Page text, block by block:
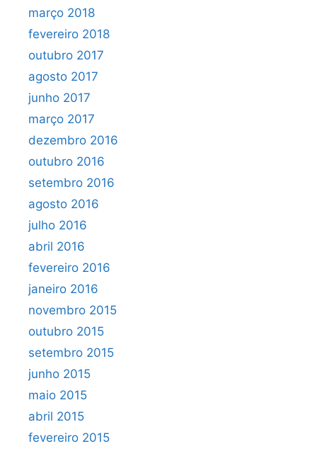
março 2018
fevereiro 2018
outubro 2017
agosto 2017
junho 2017
março 2017
dezembro 2016
outubro 2016
setembro 2016
agosto 2016
julho 2016
abril 2016
fevereiro 2016
janeiro 2016
novembro 2015
outubro 2015
setembro 2015
junho 2015
maio 2015
abril 2015
fevereiro 2015